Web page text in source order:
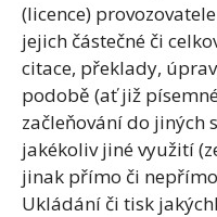
(licence)
jejich částečné či
citace, překlady,
podobě (ať již
začleňování do jiných
jakékoliv jiné využití
jinak přímo či
Ukládání či tisk